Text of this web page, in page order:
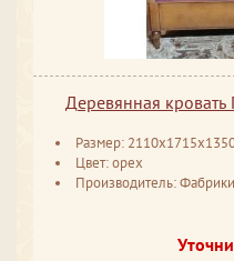
Деревянная
Размер:
Цвет: орех
Производитель: